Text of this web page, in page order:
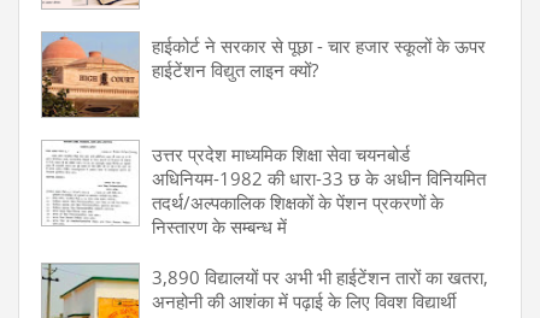
हाईकोर्ट ने सरकार से पूछा - चार हजार स्कूलों के ऊपर
हाईटेंशन विद्युत लाइन क्यों?
उत्तर प्रदेश माध्यमिक शिक्षा सेवा चयनबोर्ड
अधिनियम-1982 की धारा-33 छ के अधीन विनियमित
तदर्थ/अल्पकालिक शिक्षकों के पेंशन प्रकरणों के
निस्तारण के सम्बन्ध में
3,890 विद्यालयों पर अभी भी हाईटेंशन तारों का खतरा,
अनहोनी की आशंका में पढ़ाई के लिए विवश विद्यार्थी